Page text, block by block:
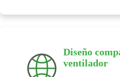
Diseño
ventilador